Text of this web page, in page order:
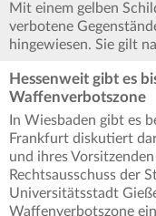
Mit einem gelben
verbotene
hingewiesen. Sie gilt
Hessenweit gibt es
Waffenverbotszone
In Wiesbaden gibt es
Frankfurt diskutiert
und ihres
Rechtsausschuss der
Universitätsstadt
Waffenverbotszone